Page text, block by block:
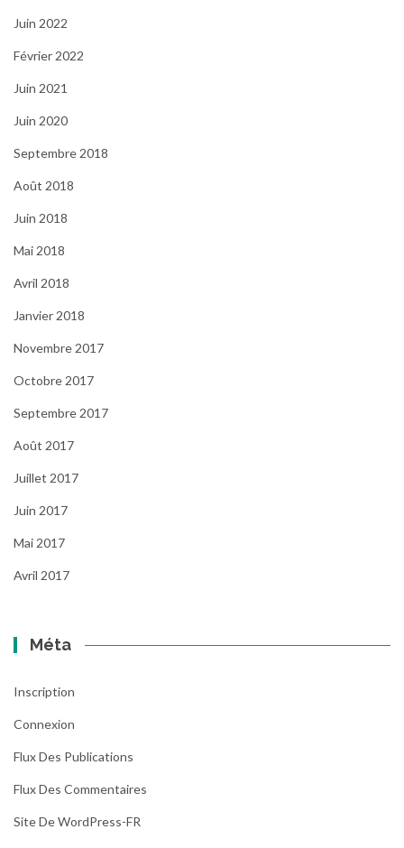
Juin 2022
Février 2022
Juin 2021
Juin 2020
Septembre 2018
Août 2018
Juin 2018
Mai 2018
Avril 2018
Janvier 2018
Novembre 2017
Octobre 2017
Septembre 2017
Août 2017
Juillet 2017
Juin 2017
Mai 2017
Avril 2017
Méta
Inscription
Connexion
Flux Des Publications
Flux Des Commentaires
Site De WordPress-FR